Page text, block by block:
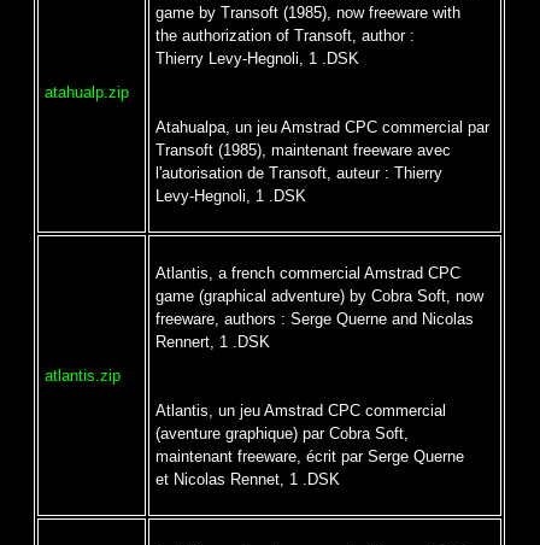
atahualp.zip
game by Transoft (1985), now freeware with
the authorization of Transoft, author :
Thierry Levy-Hegnoli, 1 .DSK
Atahualpa, un jeu Amstrad CPC commercial par
Transoft (1985), maintenant freeware avec
l'autorisation de Transoft, auteur : Thierry
Levy-Hegnoli, 1 .DSK
atlantis.zip
Atlantis, a french commercial Amstrad CPC
game (graphical adventure) by Cobra Soft, now
freeware, authors : Serge Querne and Nicolas
Rennert, 1 .DSK
Atlantis, un jeu Amstrad CPC commercial
(aventure graphique) par Cobra Soft,
maintenant freeware, écrit par Serge Querne
et Nicolas Rennet, 1 .DSK